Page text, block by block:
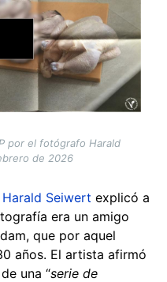
por el fotógrafo Harald
de 2026
Harald Seiwert explicó a
era un amigo
que por aquel
años. El artista afirmó
una “serie de